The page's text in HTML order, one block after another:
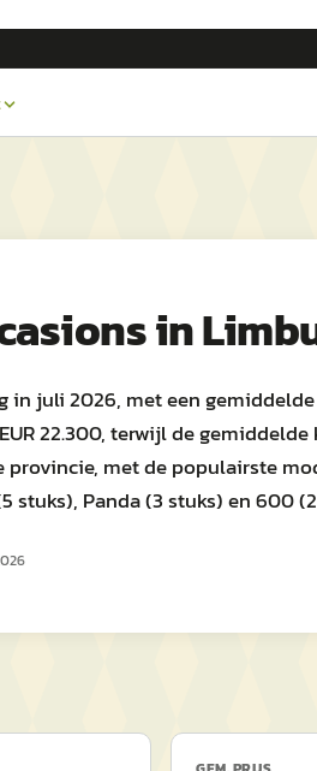
in
juli 2026, met een
22.300, terwijl de
provincie, met de populairste
stuks), Panda (3 stuks) en 600